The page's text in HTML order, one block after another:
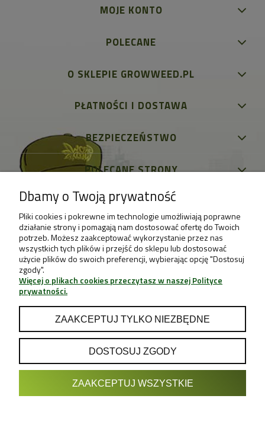
MOJE KONTO
POLECANE
O SKLEPIE GROWWEED.PL
PŁATNOŚCI I DOSTAWA
BEZPIECZEŃSTWO
POLECANE STRONY
POKAŻ PEŁNĄ WERSJĘ STRONY
Dbamy o Twoją prywatność
Pliki cookies i pokrewne im technologie umożliwiają poprawne
działanie strony i pomagają nam dostosować ofertę do Twoich
potrzeb. Możesz zaakceptować wykorzystanie przez nas
wszystkich tych plików i przejść do sklepu lub dostosować
użycie plików do swoich preferencji, wybierając opcję "Dostosuj
zgody".
Więcej o plikach cookies przeczytasz w naszej Polityce
prywatności.
ZAAKCEPTUJ TYLKO NIEZBĘDNE
DOSTOSUJ ZGODY
ZAAKCEPTUJ WSZYSTKIE